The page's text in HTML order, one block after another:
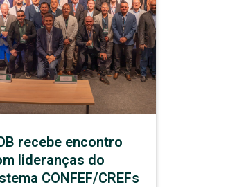
recebe encontro
lideranças do
CONFEF/CREFs